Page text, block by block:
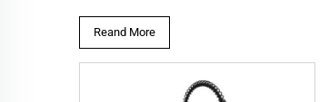
Reand More